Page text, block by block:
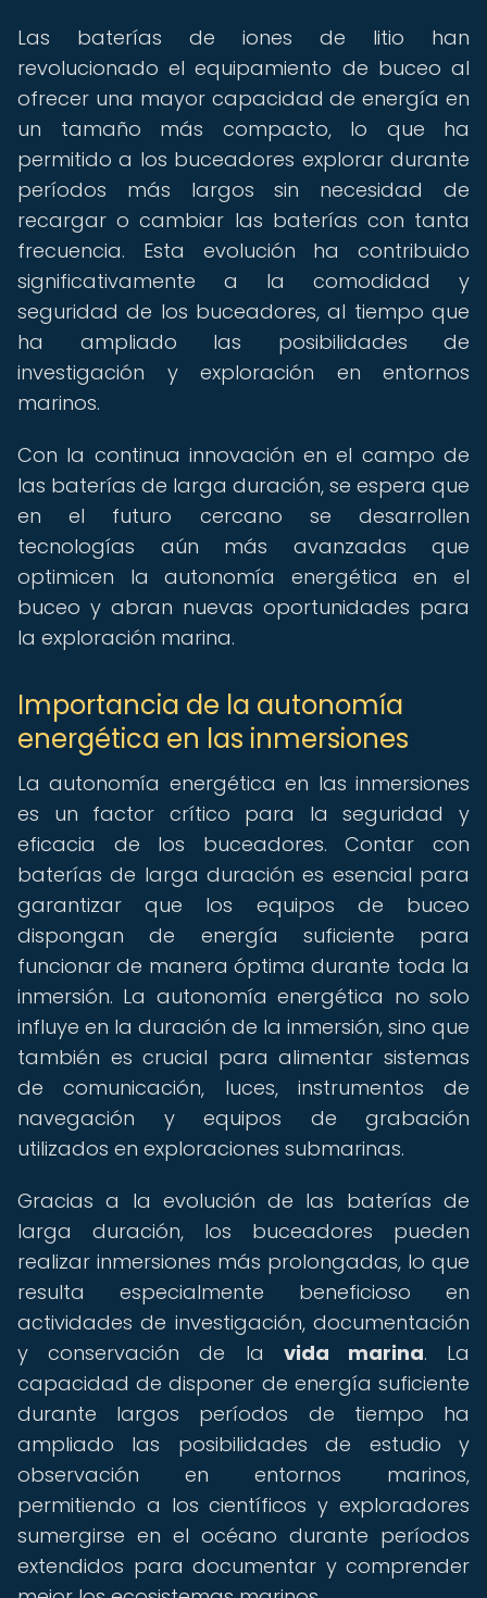
Las baterías de iones de litio han
revolucionado el equipamiento de buceo al
ofrecer una mayor capacidad de energía en
un tamaño más compacto, lo que ha
permitido a los buceadores explorar durante
períodos más largos sin necesidad de
recargar o cambiar las baterías con tanta
frecuencia. Esta evolución ha contribuido
significativamente a la comodidad y
seguridad de los buceadores, al tiempo que
ha ampliado las posibilidades de
investigación y exploración en entornos
marinos.
Con la continua innovación en el campo de
las baterías de larga duración, se espera que
en el futuro cercano se desarrollen
tecnologías aún más avanzadas que
optimicen la autonomía energética en el
buceo y abran nuevas oportunidades para
la exploración marina.
Importancia de la autonomía
energética en las inmersiones
La autonomía energética en las inmersiones
es un factor crítico para la seguridad y
eficacia de los buceadores. Contar con
baterías de larga duración es esencial para
garantizar que los equipos de buceo
dispongan de energía suficiente para
funcionar de manera óptima durante toda la
inmersión. La autonomía energética no solo
influye en la duración de la inmersión, sino que
también es crucial para alimentar sistemas
de comunicación, luces, instrumentos de
navegación y equipos de grabación
utilizados en exploraciones submarinas.
Gracias a la evolución de las baterías de
larga duración, los buceadores pueden
realizar inmersiones más prolongadas, lo que
resulta especialmente beneficioso en
actividades de investigación, documentación
y conservación de la vida marina. La
capacidad de disponer de energía suficiente
durante largos períodos de tiempo ha
ampliado las posibilidades de estudio y
observación en entornos marinos,
permitiendo a los científicos y exploradores
sumergirse en el océano durante períodos
extendidos para documentar y comprender